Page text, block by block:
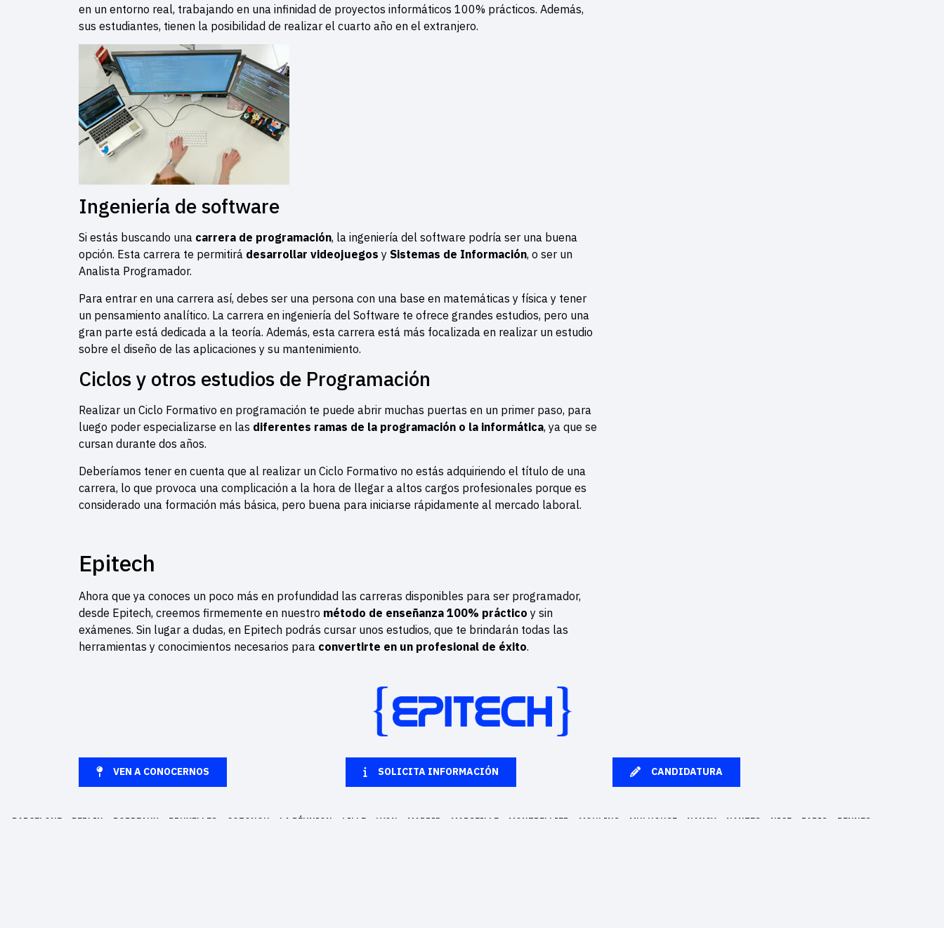
en un entorno real, trabajando en una infinidad de proyectos informáticos 100% prácticos. Además,
sus estudiantes, tienen la posibilidad de realizar el cuarto año en el extranjero.
Ingeniería de software
Si estás buscando una carrera de programación, la ingeniería del software podría ser una buena
opción. Esta carrera te permitirá desarrollar videojuegos y Sistemas de Información, o ser un
Analista Programador.
Para entrar en una carrera así, debes ser una persona con una base en matemáticas y física y tener
un pensamiento analítico. La carrera en ingeniería del Software te ofrece grandes estudios, pero una
gran parte está dedicada a la teoría. Además, esta carrera está más focalizada en realizar un estudio
sobre el diseño de las aplicaciones y su mantenimiento.
Ciclos y otros estudios de Programación
Realizar un Ciclo Formativo en programación te puede abrir muchas puertas en un primer paso, para
luego poder especializarse en las diferentes ramas de la programación o la informática, ya que se
cursan durante dos años.
Deberíamos tener en cuenta que al realizar un Ciclo Formativo no estás adquiriendo el título de una
carrera, lo que provoca una complicación a la hora de llegar a altos cargos profesionales porque es
considerado una formación más básica, pero buena para iniciarse rápidamente al mercado laboral.
Epitech
Ahora que ya conoces un poco más en profundidad las carreras disponibles para ser programador,
desde Epitech, creemos firmemente en nuestro método de enseñanza 100% práctico y sin
exámenes. Sin lugar a dudas, en Epitech podrás cursar unos estudios, que te brindarán todas las
herramientas y conocimientos necesarios para convertirte en un profesional de éxito.
VEN A CONOCERNOS SOLICITA INFORMACIÓN CANDIDATURA
BARCELONE BERLIN BORDEAUX BRUXELLES COTONOU LA RÉUNION LILLE LYON MADRID MARSEILLE MONTPELLIER MOULINS MULHOUSE NANCY NANTES NICE PARIS
RENNES